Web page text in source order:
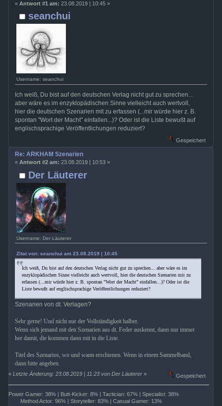
seanchui
Username: seanchui
« Antwort #1 am: 23.08.2019 | 10:45 »
Ich weiß, Du bist auf den deutschen Verlag nicht gut zu sprechen...
aber wäre es im enzyklopädischen Sinne vielleicht auch wertvoll,
hier die deutschen Szenarien mit zu erfassen (...mir würde hier z. B.
spontan "Wort der Macht" einfallen...)? Oder ist die Liste bewußt auf
englischsprachige Veröffentlichungen reduziert?
Gespeichert
Der Läuterer
Username: Der Läuterer
Re: ARKHAM Szenarien
« Antwort #2 am: 23.08.2019 | 10:53 »
Zitat von: seanchui am 23.08.2019 | 10:45
Ich weiß, Du bist auf den deutschen Verlag nicht gut zu sprechen... aber wäre es im
enzyklopädischen Sinne vielleicht auch wertvoll, hier die deutschen Szenarien mit zu
erfassen (...mir würde hier z. B. spontan "Wort der Macht" einfallen...)? Oder ist die
Liste bewußt auf englischsprachige Veröffentlichungen reduziert?
Szenarien von dt. Verlagen?
Sehr gerne! Und nicht nur der Vollständigkeit halber.
Wenn sich jemand mit den Szenarien aus dt. Feder auskennt, dann nur immer
her damit, die kommen dann mit in die Liste.
Titel des Szenarios, wo und wann erschienen. Wenn in einem Sammelband,
dann bitte angeben.
«Letzte Änderung: 23.08.2019 | 11:23 von Der Läuterer » Gespeichert
Power Gamer: 38% | Butt-Kicker: 8% | Tactician: 67% | Specialist: 38%
Method Actor: 96% | Storyteller: 83% | Casual Gamer: 13%